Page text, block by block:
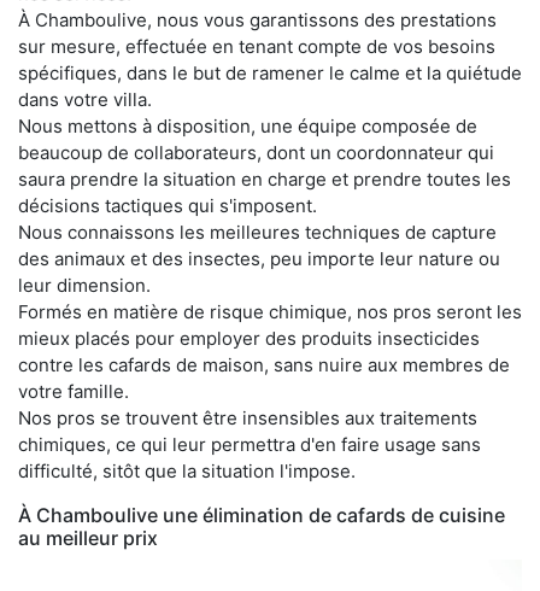
À Chamboulive, nous vous garantissons des prestations
sur mesure, effectuée en tenant compte de vos besoins
spécifiques, dans le but de ramener le calme et la quiétude
dans votre villa.
Nous mettons à disposition, une équipe composée de
beaucoup de collaborateurs, dont un coordonnateur qui
saura prendre la situation en charge et prendre toutes les
décisions tactiques qui s'imposent.
Nous connaissons les meilleures techniques de capture
des animaux et des insectes, peu importe leur nature ou
leur dimension.
Formés en matière de risque chimique, nos pros seront les
mieux placés pour employer des produits insecticides
contre les cafards de maison, sans nuire aux membres de
votre famille.
Nos pros se trouvent être insensibles aux traitements
chimiques, ce qui leur permettra d'en faire usage sans
difficulté, sitôt que la situation l'impose.
À Chamboulive une élimination de cafards de cuisine
au meilleur prix